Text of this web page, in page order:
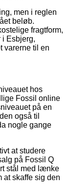
men i reglen
beløb.
fragtform,
i Esbjerg,
varerne til en
hos
Fossil online
på en
også til
nogle gange
at studere
på Fossil Q
stål med lænke
at skaffe sig den